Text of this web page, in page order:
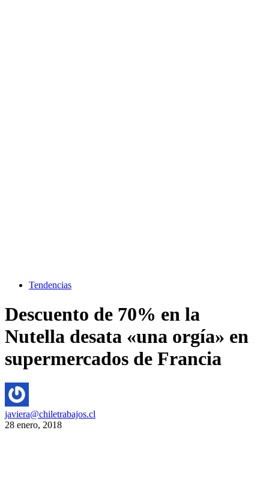
Tendencias
Descuento de 70% en la
Nutella desata «una orgía» en
supermercados de Francia
javiera@chiletrabajos.cl
28 enero, 2018